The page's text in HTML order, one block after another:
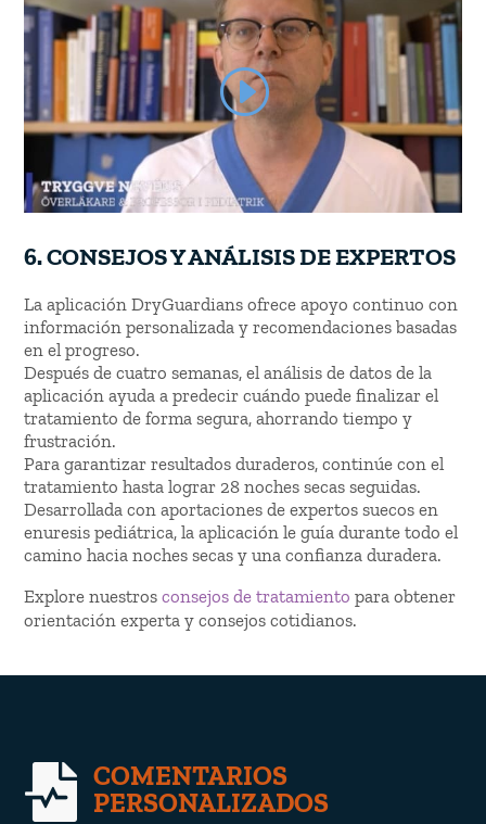
6. CONSEJOS Y ANÁLISIS DE EXPERTOS
La aplicación DryGuardians ofrece apoyo continuo con
información personalizada y recomendaciones basadas
en el progreso.
Después de cuatro semanas, el análisis de datos de la
aplicación ayuda a predecir cuándo puede finalizar el
tratamiento de forma segura, ahorrando tiempo y
frustración.
Para garantizar resultados duraderos, continúe con el
tratamiento hasta lograr 28 noches secas seguidas.
Desarrollada con aportaciones de expertos suecos en
enuresis pediátrica, la aplicación le guía durante todo el
camino hacia noches secas y una confianza duradera.
Explore nuestrosconsejos de tratamiento para obtener
orientación experta y consejos cotidianos.
 COMENTARIOS
PERSONALIZADOS